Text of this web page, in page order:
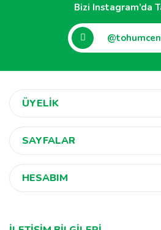
Bizi Instagram’da
ÜYELİK
SAYFALAR
HESABIM